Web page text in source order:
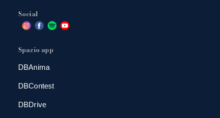
Social
Spazio app
DBAnima
DBContest
DBDrive